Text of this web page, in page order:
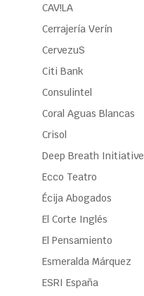
CAV!LA
Cerrajería Verín
CervezuS
Citi Bank
Consulintel
Coral Aguas Blancas
Crisol
Deep Breath Initiative
Ecco Teatro
Écija Abogados
El Corte Inglés
El Pensamiento
Esmeralda Márquez
ESRI España